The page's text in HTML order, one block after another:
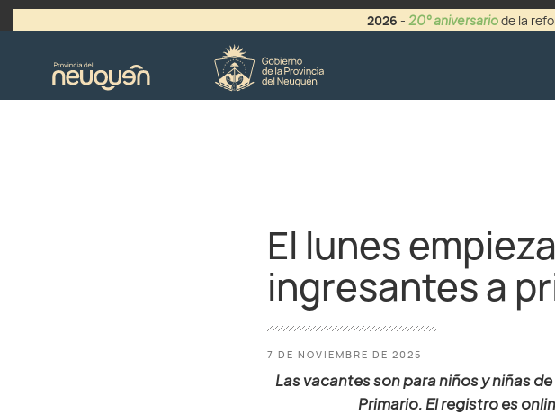
2026 - 20° aniversariode la
El lunes
ingresantes a
7 DE NOVIEMBRE DE 2025
Las vacantes son para niños y niñas
Primario. El registro es